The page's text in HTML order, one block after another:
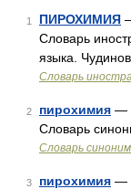
1 ПИРОХИМИЯ
Словарь
языка.
Словарь
2 пирохимия —
Словарь
Словарь
3 пирохимия —